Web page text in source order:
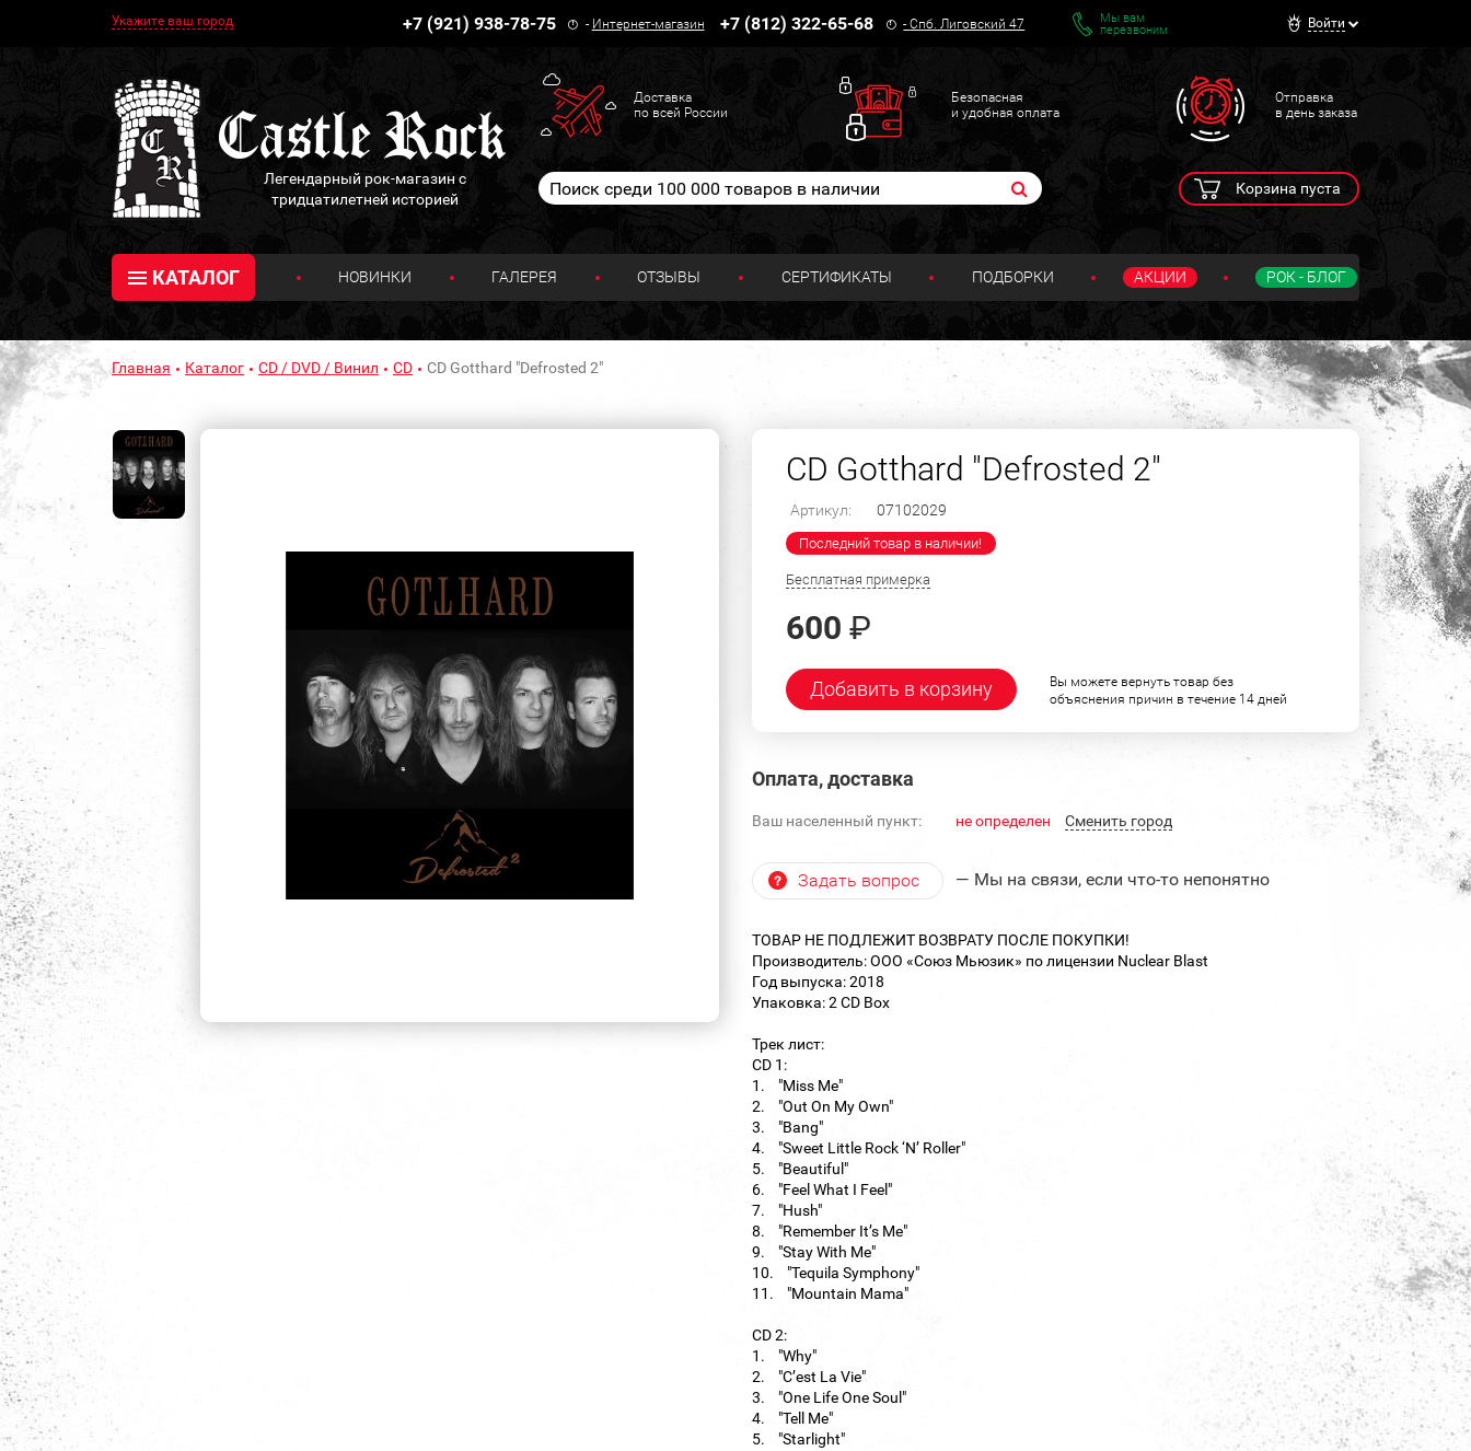
Укажите ваш город +7 (921) 938-78-75 - Интернет-магазин +7 (812) 322-65-68 -Спб. Лиговский 47
Мы вам
перезвоним
Войти
Легендарный рок-магазин с
тридцатилетней историей
Доставка
по всей России
Безопасная
и удобная оплата
Отправка
в день заказа
Корзина пуста
КАТАЛОГ НОВИНКИ ГАЛЕРЕЯ ОТЗЫВЫ СЕРТИФИКАТЫ ПОДБОРКИ АКЦИИ РОК - БЛОГ
Главная Каталог CD / DVD / Винил CD CD Gotthard "Defrosted 2"
CD Gotthard "Defrosted 2"
Артикул: 07102029
Последний товар в наличии!
Бесплатная примерка
600 ₽
Добавить в корзину
Вы можете вернуть товар без
объяснения причин в течение 14 дней
Оплата, доставка
Ваш населенный пункт: не определен Cменить город
Задать вопрос — Мы на связи, если что-то непонятно
ТОВАР НЕ ПОДЛЕЖИТ ВОЗВРАТУ ПОСЛЕ ПОКУПКИ!
Производитель: ООО «Союз Мьюзик» по лицензии Nuclear Blast
Год выпуска: 2018
Упаковка: 2 CD Box
Трек лист:
CD 1:
1. "Miss Me"
2. "Out On My Own"
3. "Bang"
4. "Sweet Little Rock ‘N’ Roller"
5. "Beautiful"
6. "Feel What I Feel"
7. "Hush"
8. "Remember It’s Me"
9. "Stay With Me"
10. "Tequila Symphony"
11. "Mountain Mama"
CD 2:
1. "Why"
2. "C’est La Vie"
3. "One Life One Soul"
4. "Tell Me"
5. "Starlight"